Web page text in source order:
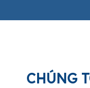
CHÚNG